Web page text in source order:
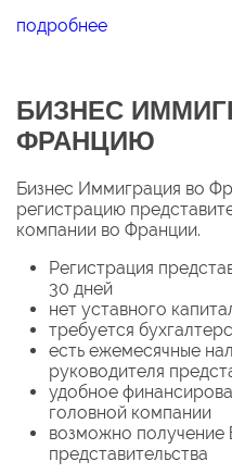
подробнее
БИЗНЕС
ФРАНЦИЮ
Бизнес Иммиграция во
регистрацию
компании во Франции.
Регистрация
30 дней
нет уставного
требуется
есть ежемесячные
руководителя
удобное
головной компании
возможно
представительства